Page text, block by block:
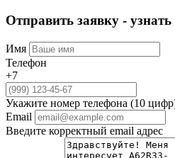
Отправить заявку - узнать
Имя
Телефон
+7
Укажите номер телефона (10
Email
Введите корректный email адрес